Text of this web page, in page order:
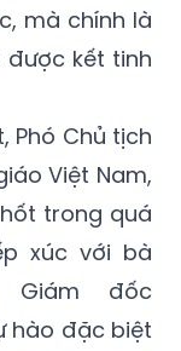
mà chính là
kết tinh
Phó Chủ tịch
Việt Nam,
trong quá
xúc với bà
Giám đốc
hào đặc biệt